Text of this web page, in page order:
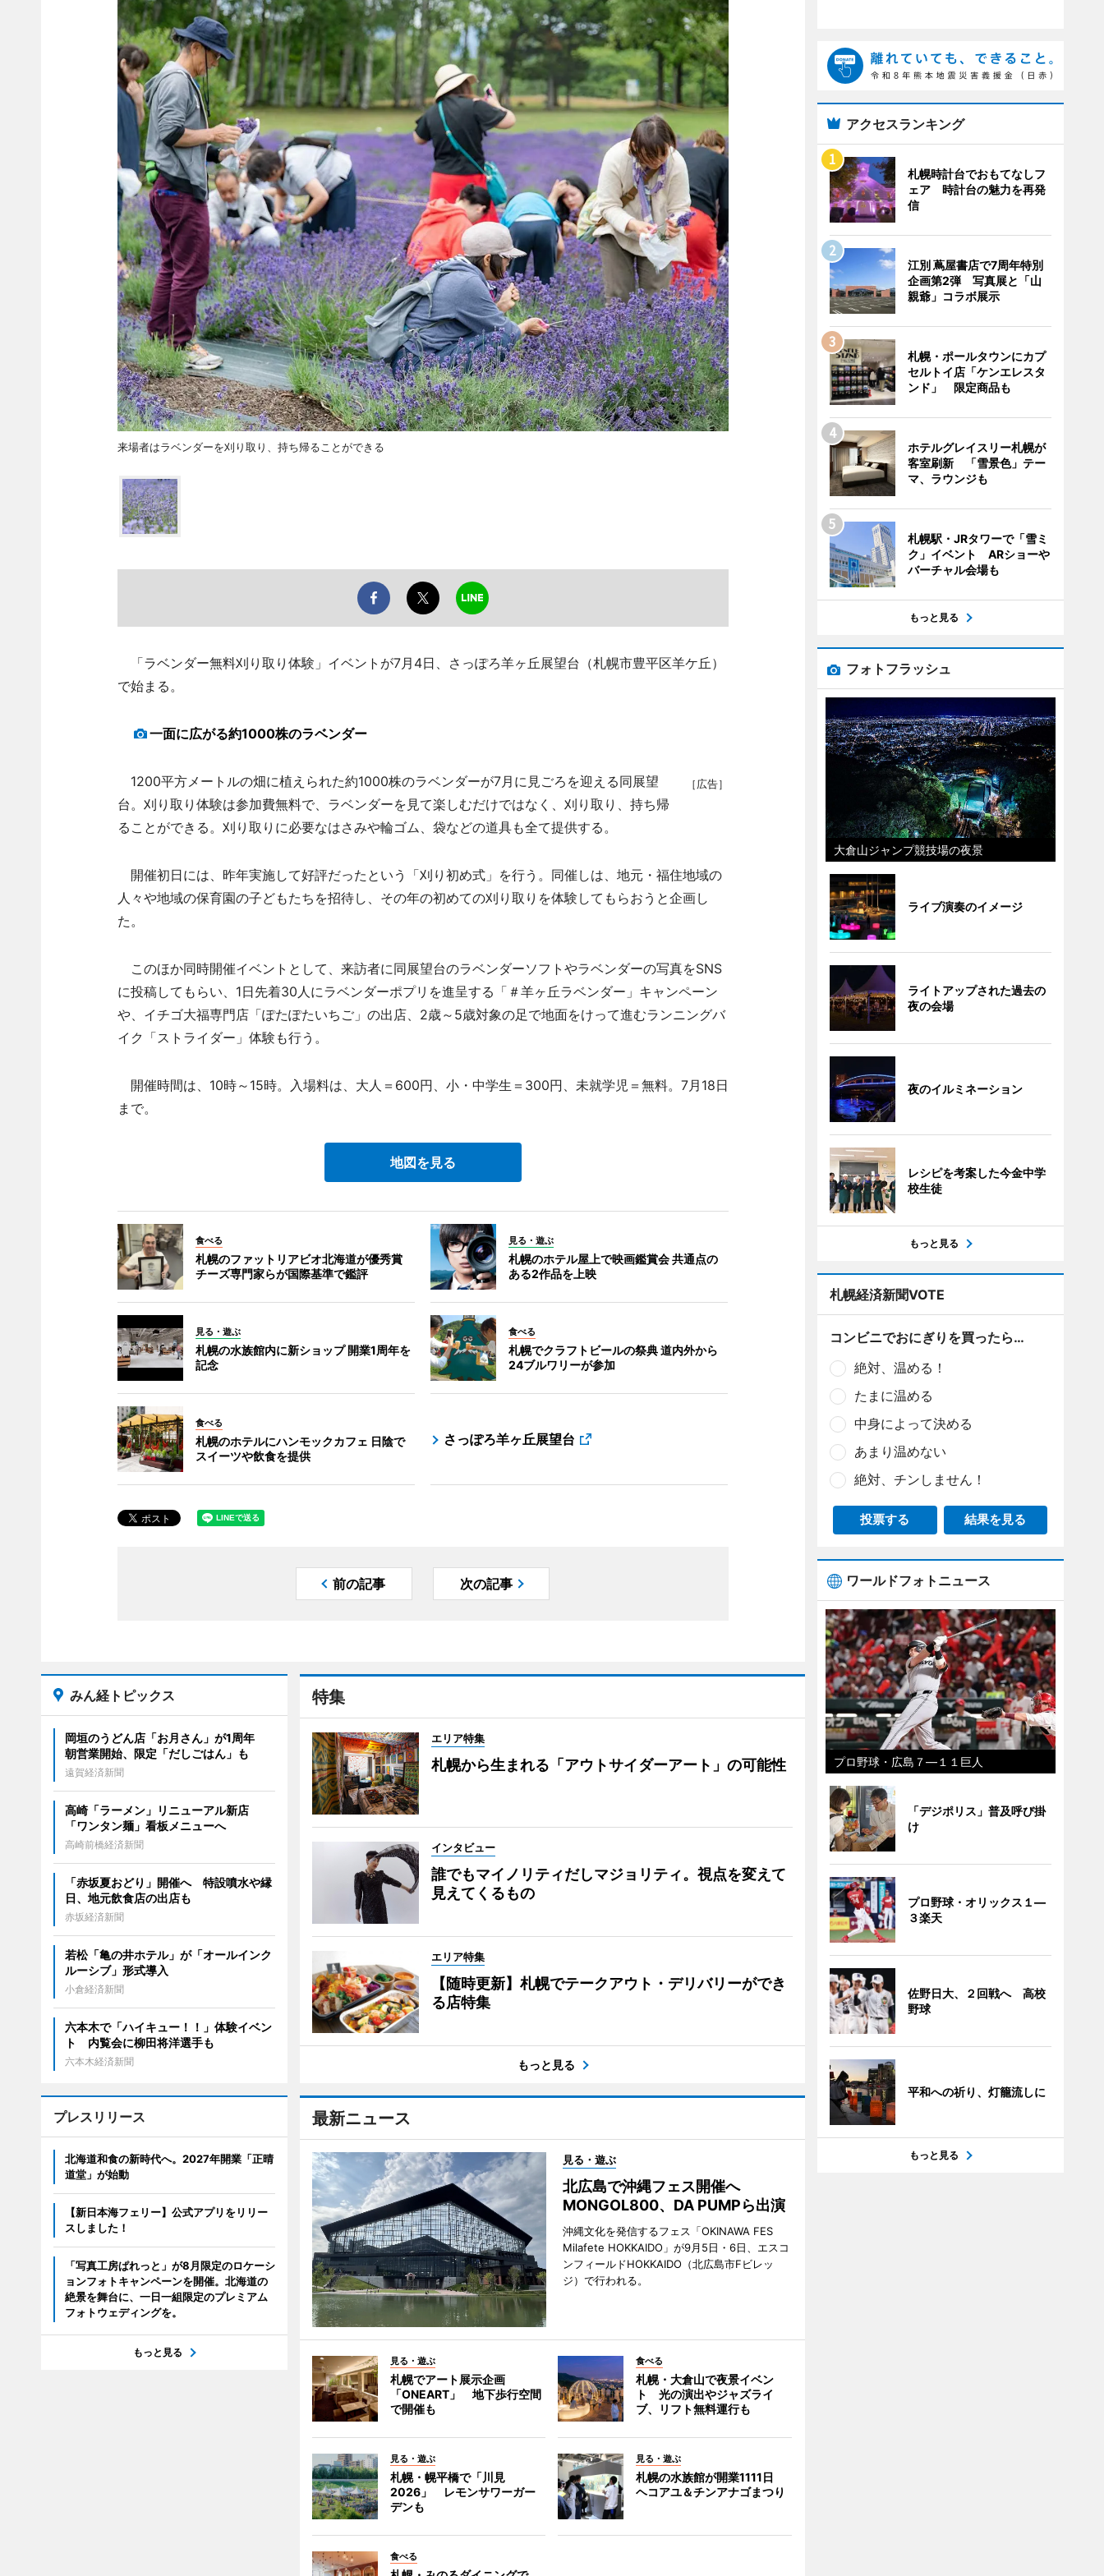
来場者はラベンダーを刈り取り、持ち帰ることができる
「ラベンダー無料刈り取り体験」イベントが7月4日、さっぽろ羊ヶ丘展望台（札幌市豊平区羊ケ丘）
で始まる。
一面に広がる約1000株のラベンダー
［広告］
1200平方メートルの畑に植えられた約1000株のラベンダーが7月に見ごろを迎える同展望
台。刈り取り体験は参加費無料で、ラベンダーを見て楽しむだけではなく、刈り取り、持ち帰
ることができる。刈り取りに必要なはさみや輪ゴム、袋などの道具も全て提供する。
開催初日には、昨年実施して好評だったという「刈り初め式」を行う。同催しは、地元・福住地域の
人々や地域の保育園の子どもたちを招待し、その年の初めての刈り取りを体験してもらおうと企画し
た。
このほか同時開催イベントとして、来訪者に同展望台のラベンダーソフトやラベンダーの写真をSNS
に投稿してもらい、1日先着30人にラベンダーポプリを進呈する「＃羊ヶ丘ラベンダー」キャンペーン
や、イチゴ大福専門店「ぽたぽたいちご」の出店、2歳～5歳対象の足で地面をけって進むランニングバ
イク「ストライダー」体験も行う。
開催時間は、10時～15時。入場料は、大人＝600円、小・中学生＝300円、未就学児＝無料。7月18日
まで。
地図を見る
食べる
札幌のファットリアビオ北海道が優秀賞
チーズ専門家らが国際基準で鑑評
見る・遊ぶ
札幌のホテル屋上で映画鑑賞会 共通点の
ある2作品を上映
見る・遊ぶ
札幌の水族館内に新ショップ 開業1周年を
記念
食べる
札幌でクラフトビールの祭典 道内外から
24ブルワリーが参加
食べる
札幌のホテルにハンモックカフェ 日陰で
スイーツや飲食を提供
さっぽろ羊ヶ丘展望台
前の記事 次の記事
特集
エリア特集
札幌から生まれる「アウトサイダーアート」の可能性
インタビュー
誰でもマイノリティだしマジョリティ。視点を変えて
見えてくるもの
エリア特集
【随時更新】札幌でテークアウト・デリバリーができ
る店特集
もっと見る
最新ニュース
見る・遊ぶ
北広島で沖縄フェス開催へ
MONGOL800、DA PUMPら出演
沖縄文化を発信するフェス「OKINAWA FES
Milafete HOKKAIDO」が9月5日・6日、エスコ
ンフィールドHOKKAIDO（北広島市Fビレッ
ジ）で行われる。
見る・遊ぶ
札幌でアート展示企画
「ONEART」 地下歩行空間
で開催も
食べる
札幌・大倉山で夜景イベン
ト 光の演出やジャズライ
ブ、リフト無料運行も
見る・遊ぶ
札幌・幌平橋で「川見
2026」 レモンサワーガー
デンも
見る・遊ぶ
札幌の水族館が開業1111日
ヘコアユ＆チンアナゴまつり
食べる
みん経トピックス
岡垣のうどん店「お月さん」が1周年
朝営業開始、限定「だしごはん」も
遠賀経済新聞
高崎「ラーメン」リニューアル新店
「ワンタン麺」看板メニューへ
高崎前橋経済新聞
「赤坂夏おどり」開催へ 特設噴水や縁
日、地元飲食店の出店も
赤坂経済新聞
若松「亀の井ホテル」が「オールインク
ルーシブ」形式導入
小倉経済新聞
六本木で「ハイキュー！！」体験イベン
ト 内覧会に柳田将洋選手も
六本木経済新聞
プレスリリース
北海道和食の新時代へ。2027年開業「正晴
道堂」が始動
【新日本海フェリー】公式アプリをリリー
スしました！
「写真工房ぱれっと」が8月限定のロケーシ
ョンフォトキャンペーンを開催。北海道の
絶景を舞台に、一日一組限定のプレミアム
フォトウェディングを。
もっと見る
アクセスランキング
札幌時計台でおもてなしフ
ェア 時計台の魅力を再発
信
江別 蔦屋書店で7周年特別
企画第2弾 写真展と「山
親爺」コラボ展示
札幌・ポールタウンにカプ
セルトイ店「ケンエレスタ
ンド」 限定商品も
ホテルグレイスリー札幌が
客室刷新 「雪景色」テー
マ、ラウンジも
札幌駅・JRタワーで「雪ミ
ク」イベント ARショーや
バーチャル会場も
もっと見る
フォトフラッシュ
大倉山ジャンプ競技場の夜景
ライブ演奏のイメージ
ライトアップされた過去の
夜の会場
夜のイルミネーション
レシピを考案した今金中学
校生徒
もっと見る
札幌経済新聞VOTE
コンビニでおにぎりを買ったら…
絶対、温める！
たまに温める
中身によって決める
あまり温めない
絶対、チンしません！
投票する 結果を見る
ワールドフォトニュース
プロ野球・広島７―１１巨人
「デジポリス」普及呼び掛
け
プロ野球・オリックス１―
３楽天
佐野日大、２回戦へ 高校
野球
平和への祈り、灯籠流しに
もっと見る